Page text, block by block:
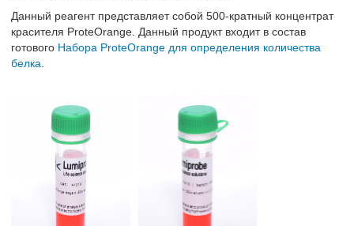
Данный реагент представляет собой 500-кратный концентрат
красителя ProteOrange. Данный продукт входит в состав
готового Набора ProteOrange для определения количества
белка.